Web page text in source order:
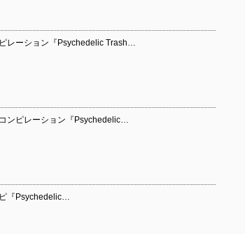
レーション『Psychedelic Trash…
ンピレーション『Psychedelic…
『Psychedelic…